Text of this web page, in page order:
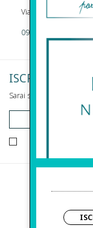
Via Della Maestranza
09311962373
ISCRIVITI
Sarai sempre